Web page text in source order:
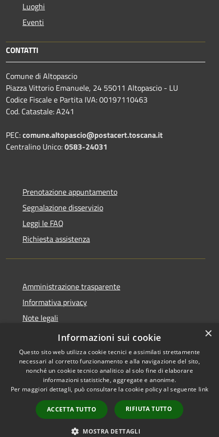
Luoghi
Eventi
CONTATTI
Comune di Altopascio
Piazza Vittorio Emanuele, 24 55011 Altopascio - LU
Codice Fiscale e Partita IVA: 00197110463
Cod. Catastale: A241
PEC:comune.altopascio@postacert.toscana.it
Centralino Unico:0583-24031
Prenotazione appuntamento
Segnalazione disservizio
Leggi le FAQ
Richiesta assistenza
Amministrazione trasparente
Informativa privacy
Note legali
Dichiarazione di accessibilità
Accessibilità
Copyright © 2026 • Comune di
Altopascio • Powered by
Municipium•
Accesso
redazione
×
Informazioni sui cookie
Questo sito web utilizza cookie tecnici e assimilati strettamente
necessari al corretto funzionamento e alla navigazione del sito,
nonché un cookie tecnico analitico al solo fine di elaborare
informazioni statistiche, aggregate e anonime.
Per maggiori dettagli, può consultare la cookie policy al seguente link
ACCETTA TUTTO RIFIUTA TUTTO
MOSTRA DETTAGLI